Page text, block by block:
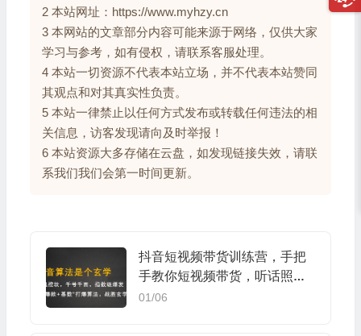
2 本站网址：https://www.myhzy.cn
3 本网站的文章部分内容可能来源于网络，仅供大家
学习与参考，如有侵权，请联系客服处理。
4 本站一切资源不代表本站立场，并不代表本站赞同
其观点和对其真实性负责。
5 本站一律禁止以任何方式发布或转载任何违法的相
关信息，访客发现请向及时举报！
6 本站资源大多存储在云盘，如发现链接失效，请联
系我们我们会第一时间更新。
抖音短视频带货训练营，手把
手教你短视频带货，听话照
做，保证出单
01/06